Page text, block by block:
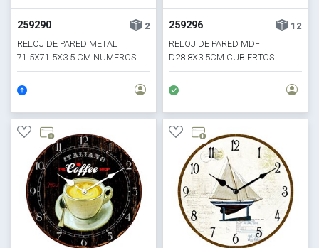
259290
2
RELOJ DE PARED METAL
71.5X71.5X3.5 CM NUMEROS
BLANCOS
259296
12
RELOJ DE PARED MDF
D28.8X3.5CM CUBIERTOS
RISTORANTE